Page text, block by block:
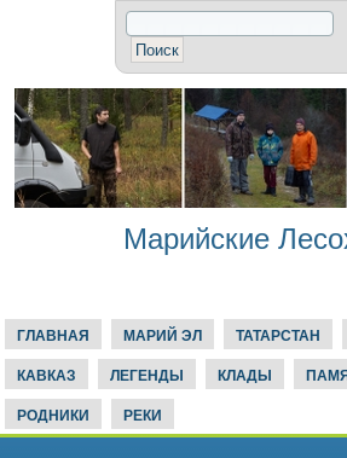
Марийские
ГЛАВНАЯ МАРИЙ ЭЛ ТАТАРСТАН
КАВКАЗ ЛЕГЕНДЫ КЛАДЫ
РОДНИКИ РЕКИ